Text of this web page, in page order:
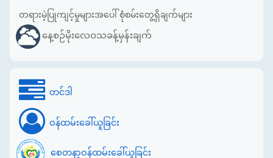
တရားမဲ့ပြုကျင့်မှုများအပေါ် စုံစမ်းတွေ့ရှိချက်များ
နေ့စဉ်မိုးလေဝသခန့်မှန်းချက်
တင်ဒါ
ဝန်ထမ်းခေါ်ယူခြင်း
စေတနာ့ဝန်ထမ်းခေါ်ယူခြင်း